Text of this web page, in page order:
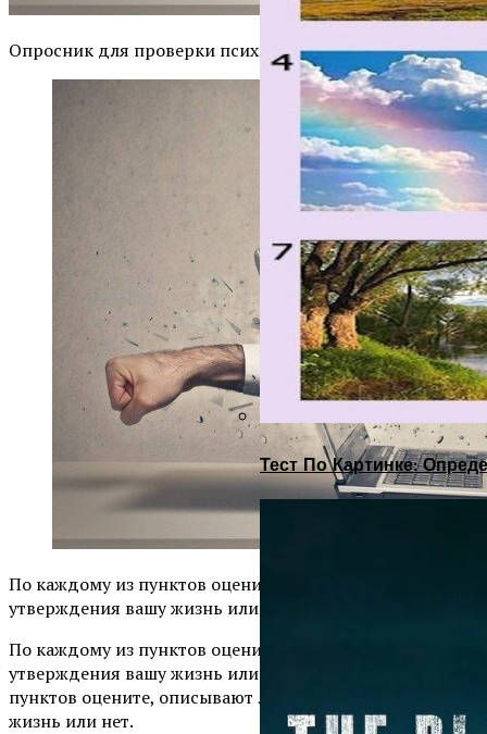
Тест По Картинке:
Опросник для проверки психического здоровья
По каждому из пунктов оцените, описывают ли эти
утверждения вашу жизнь или нет.
По каждому из пунктов оцените, описывают ли эти
утверждения вашу жизнь или нет.По каждому из
пунктов оцените, описывают ли эти утверждения вашу
жизнь или нет.